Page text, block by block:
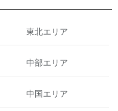
東北エリア
中部エリア
中国エリア